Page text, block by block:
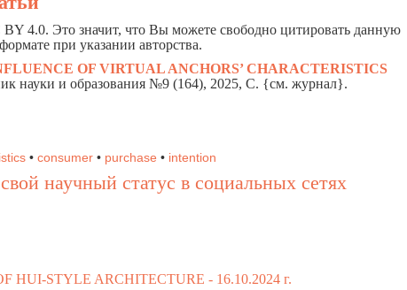
4.0. Это значит, что Вы можете свободно цитировать данную
при указании авторства.
OF VIRTUAL ANCHORS’ CHARACTERISTICS
науки и образования №9 (164), 2025, C. {см. журнал}.
• consumer • purchase • intention
научный статус в социальных сетях
HUI-STYLE ARCHITECTURE - 16.10.2024 г.